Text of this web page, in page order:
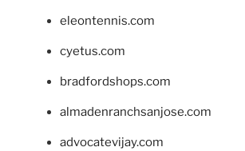
eleontennis.com
cyetus.com
bradfordshops.com
almadenranchsanjose.com
advocatevijay.com